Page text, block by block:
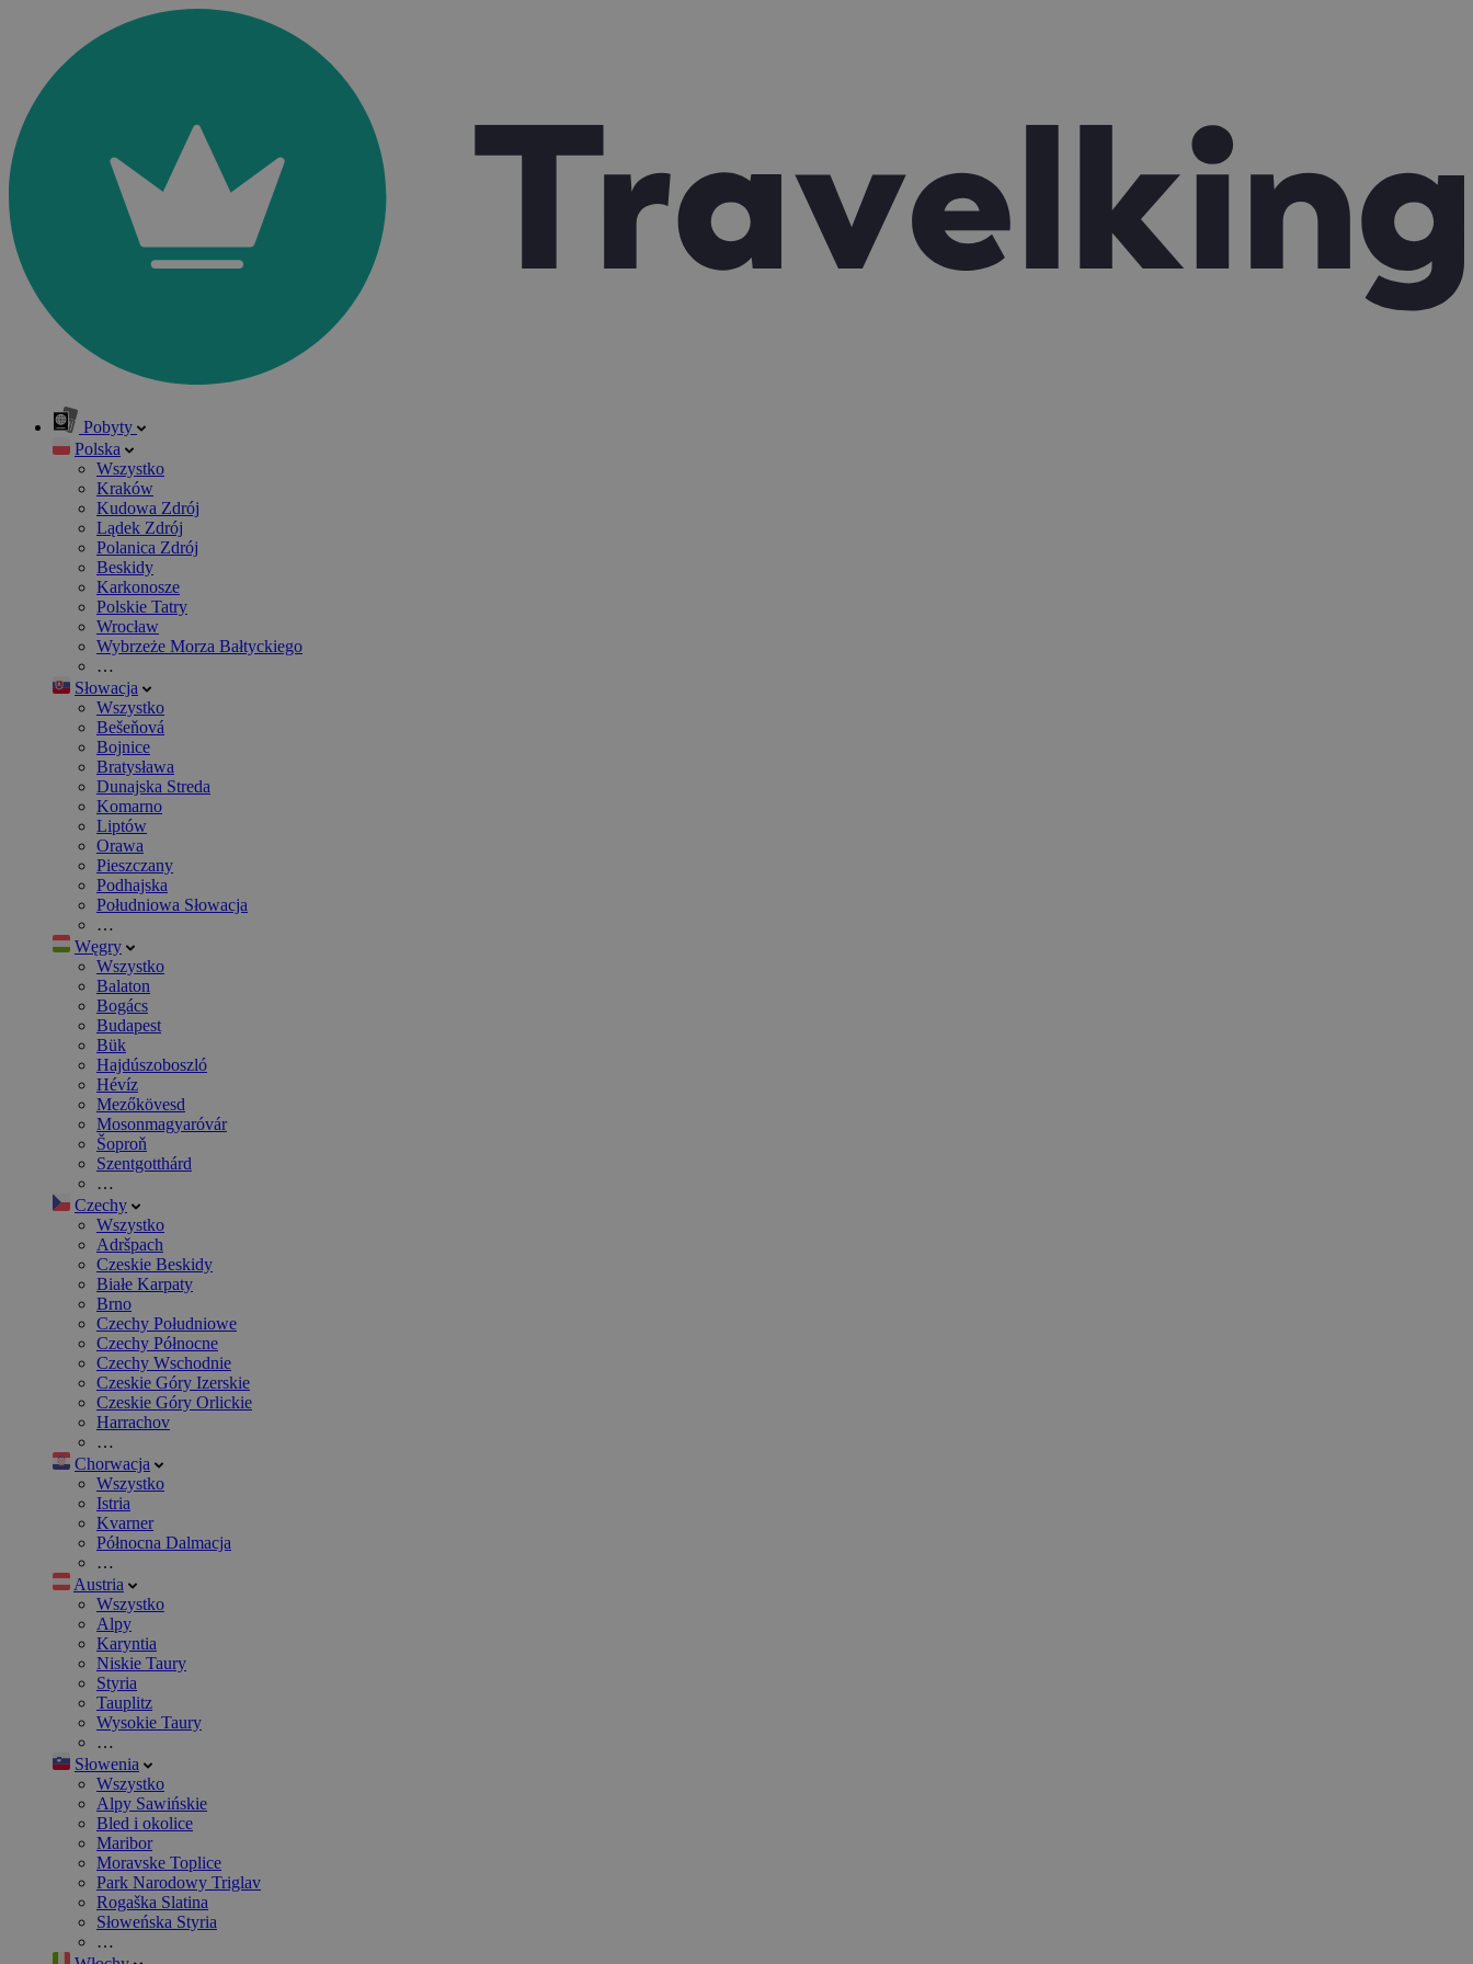
Pobyty
Polska
Wszystko
Kraków
Kudowa Zdrój
Lądek Zdrój
Polanica Zdrój
Beskidy
Karkonosze
Polskie Tatry
Wrocław
Wybrzeże Morza Bałtyckiego
…
Słowacja
Wszystko
Bešeňová
Bojnice
Bratysława
Dunajska Streda
Komarno
Liptów
Orawa
Pieszczany
Podhajska
Południowa Słowacja
…
Węgry
Wszystko
Balaton
Bogács
Budapest
Bük
Hajdúszoboszló
Hévíz
Mezőkövesd
Mosonmagyaróvár
Šoproň
Szentgotthárd
…
Czechy
Wszystko
Adršpach
Czeskie Beskidy
Białe Karpaty
Brno
Czechy Południowe
Czechy Północne
Czechy Wschodnie
Czeskie Góry Izerskie
Czeskie Góry Orlickie
Harrachov
…
Chorwacja
Wszystko
Istria
Kvarner
Północna Dalmacja
…
Austria
Wszystko
Alpy
Karyntia
Niskie Taury
Styria
Tauplitz
Wysokie Taury
…
Słowenia
Wszystko
Alpy Sawińskie
Bled i okolice
Maribor
Moravske Toplice
Park Narodowy Triglav
Rogaška Slatina
Słoweńska Styria
…